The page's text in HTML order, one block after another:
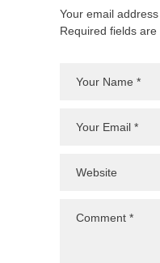
Your email
Required fields